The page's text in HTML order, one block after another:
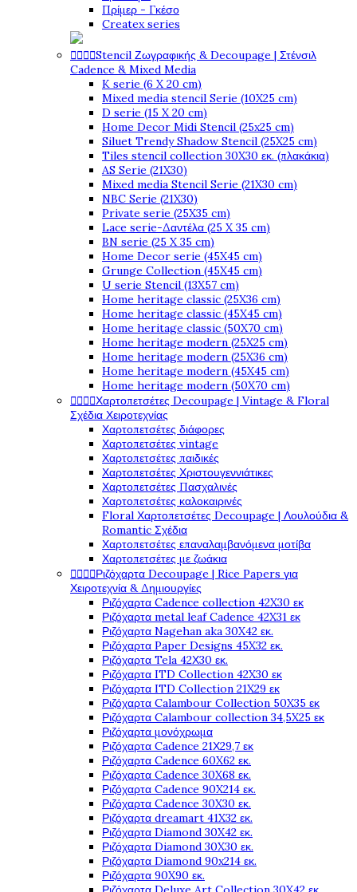
Πρίμερ - Γκέσο
Createx series
Stencil Ζωγραφικής & Decoupage | Στένσιλ
Cadence & Mixed Media
K serie (6 X 20 cm)
Mixed media stencil Serie (10X25 cm)
D serie (15 X 20 cm)
Home Decor Midi Stencil (25x25 cm)
Siluet Trendy Shadow Stencil (25X25 cm)
Tiles stencil collection 30X30 εκ. (πλακάκια)
AS Serie (21X30)
Mixed media Stencil Serie (21X30 cm)
NBC Serie (21X30)
Private serie (25X35 cm)
Lace serie-Δαντέλα (25 X 35 cm)
BN serie (25 X 35 cm)
Home Decor serie (45X45 cm)
Grunge Collection (45X45 cm)
U serie Stencil (13X57 cm)
Home heritage classic (25X36 cm)
Home heritage classic (45X45 cm)
Home heritage classic (50X70 cm)
Home heritage modern (25X25 cm)
Home heritage modern (25X36 cm)
Home heritage modern (45X45 cm)
Home heritage modern (50X70 cm)
Χαρτοπετσέτες Decoupage | Vintage & Floral
Σχέδια Χειροτεχνίας
Χαρτοπετσέτες διάφορες
Χαρτοπετσέτες vintage
Χαρτοπετσέτες παιδικές
Χαρτοπετσέτες Χριστουγεννιάτικες
Χαρτοπετσέτες Πασχαλινές
Χαρτοπετσέτες καλοκαιρινές
Floral Χαρτοπετσέτες Decoupage | Λουλούδια &
Romantic Σχέδια
Χαρτοπετσέτες επαναλαμβανόμενα μοτίβα
Χαρτοπετσέτες με ζωάκια
Ριζόχαρτα Decoupage | Rice Papers για
Χειροτεχνία & Δημιουργίες
Ριζόχαρτα Cadence collection 42X30 εκ
Ριζόχαρτα metal leaf Cadence 42X31 εκ
Ριζόχαρτα Nagehan aka 30X42 εκ.
Ριζόχαρτα Paper Designs 45X32 εκ.
Ριζόχαρτα Tela 42Χ30 εκ.
Ριζόχαρτα ITD Collection 42X30 εκ
Ριζόχαρτα ITD Collection 21X29 εκ
Ριζόχαρτα Calambour Collection 50X35 εκ
Ριζόχαρτα Calambour collection 34,5X25 εκ
Ριζόχαρτα μονόχρωμα
Ριζόχαρτα Cadence 21Χ29,7 εκ
Ριζόχαρτα Cadence 60X62 εκ.
Ριζόχαρτα Cadence 30X68 εκ.
Ριζόχαρτα Cadence 90X214 εκ.
Ριζόχαρτα Cadence 30X30 εκ.
Ριζόχαρτα dreamart 41X32 εκ.
Ριζόχαρτα Diamond 30X42 εκ.
Ριζόχαρτα Diamond 30X30 εκ.
Ριζόχαρτα Diamond 90x214 εκ.
Ριζόχαρτα 90X90 εκ.